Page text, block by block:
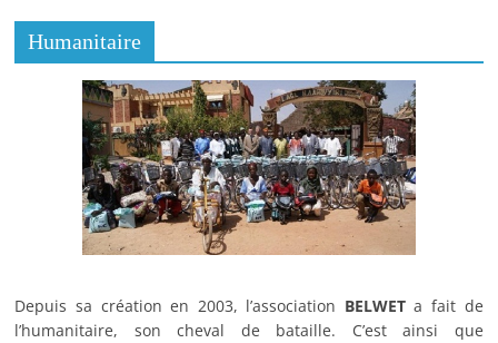
Humanitaire
Depuis sa création en 2003, l’association BELWETa fait de
l’humanitaire, son cheval de bataille. C’est ainsi que